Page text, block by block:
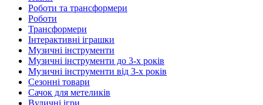
Роботи та трансформери
Роботи
Трансформери
Інтерактивні іграшки
Музичні інструменти
Музичні інструменти до 3-х років
Музичні інструменти від 3-х років
Сезонні товари
Сачок для метеликів
Вуличні ігри